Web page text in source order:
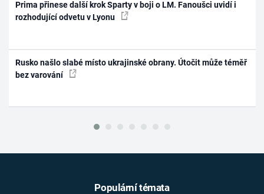
Prima přinese další krok Sparty v boji o LM. Fanoušci uvidí i
rozhodující odvetu v Lyonu
Rusko našlo slabé místo ukrajinské obrany. Útočit může téměř
bez varování
Populární témata